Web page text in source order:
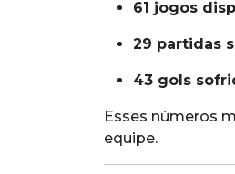
61 jogos
29 partidas
43 gols
Esses números
equipe.